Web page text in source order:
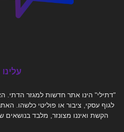
עלינו
"דתילי" הינו אתר חדשות למגזר הדתי.
לגוף עסקי, ציבור או פוליטי כלשהו.
הקשת ואיננו מצונזר, מלבד בנושאים